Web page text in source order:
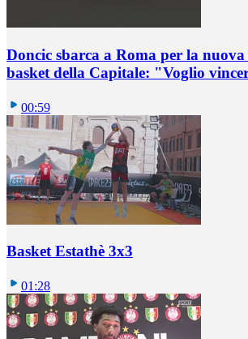
Doncic sbarca a Roma per la
basket della Capitale: "Voglio
00:59
Basket Estathè 3x3
01:28